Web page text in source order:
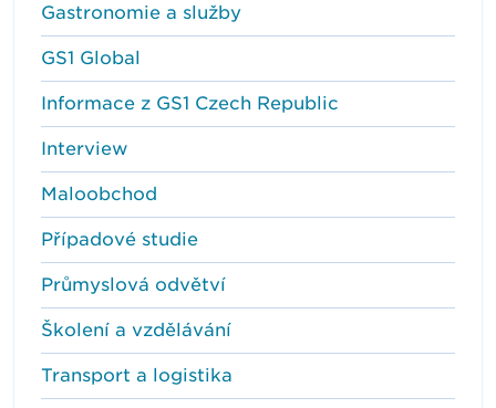
Gastronomie a služby
GS1 Global
Informace z GS1 Czech Republic
Interview
Maloobchod
Případové studie
Průmyslová odvětví
Školení a vzdělávání
Transport a logistika